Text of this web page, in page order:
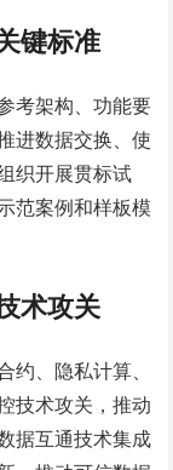
键标准
考架构、功能要
进数据交换、使
织开展贯标试
范案例和样板模
术攻关
、隐私计算、
技术攻关，推动
据互通技术集成